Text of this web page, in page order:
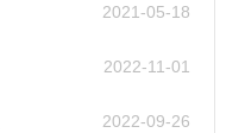
2021-05-18
2022-11-01
2022-09-26